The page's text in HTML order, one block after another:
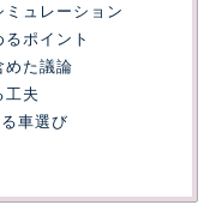
ュレーション
ポイント
めた議論
工夫
車選び